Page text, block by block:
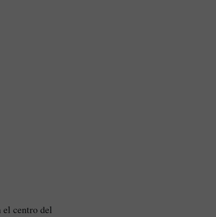
centro del